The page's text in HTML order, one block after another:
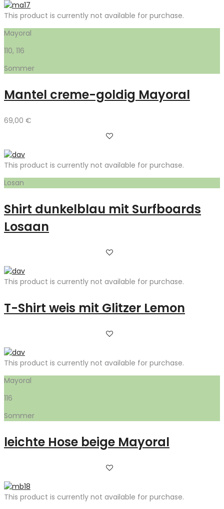
This product is currently not available for purchase.
Mayoral
110, 116
Sommer
Mantel creme-goldig Mayoral
69,00 €
This product is currently not available for purchase.
Losan
Shirt dunkelblau mit Surfboards
Losaan
This product is currently not available for purchase.
T-Shirt weis mit Glitzer Lemon
This product is currently not available for purchase.
Mayoral
116
Sommer
leichte Hose beige Mayoral
This product is currently not available for purchase.